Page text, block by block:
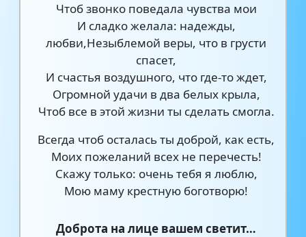
Чтоб звонко поведала чувства мои
И сладко желала: надежды,
любви,Незыблемой веры, что в грусти
спасет,
И счастья воздушного, что где-то ждет,
Огромной удачи в два белых крыла,
Чтоб все в этой жизни ты сделать смогла.
Всегда чтоб осталась ты доброй, как есть,
Моих пожеланий всех не перечесть!
Скажу только: очень тебя я люблю,
Мою маму крестную боготворю!
Доброта на лице вашем светит…